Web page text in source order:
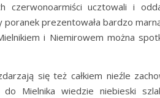
czerwonoarmiści ucztowali i
poranek prezentowała bardzo
i Niemirowem można
się też całkiem nieźle
do Mielnika wiedzie niebieski